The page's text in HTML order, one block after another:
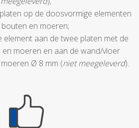
op de doosvormige elementen
en moeren;
element aan de twee platen met de
moeren en aan de wand/vloer
Ø 8 mm (niet meegeleverd).